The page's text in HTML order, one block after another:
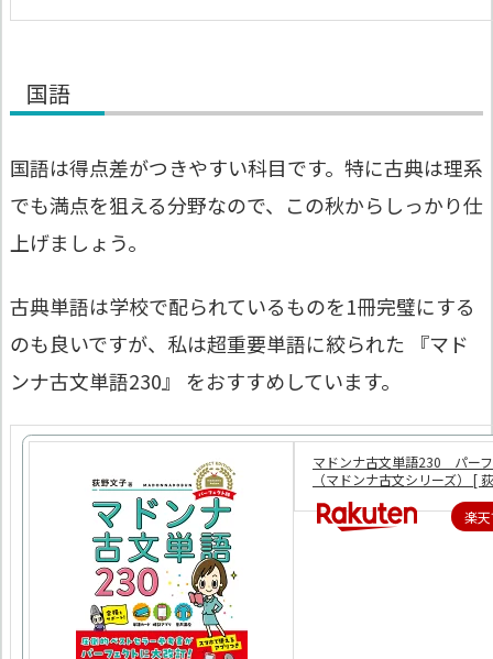
国語
国語は得点差がつきやすい科目です。特に古典は理系
でも満点を狙える分野なので、この秋からしっかり仕
上げましょう。
古典単語は学校で配られているものを1冊完璧にする
のも良いですが、私は超重要単語に絞られた 『マド
ンナ古文単語230』 をおすすめしています。
マドンナ古文単語230 パー
（マドンナ古文シリーズ） [
楽